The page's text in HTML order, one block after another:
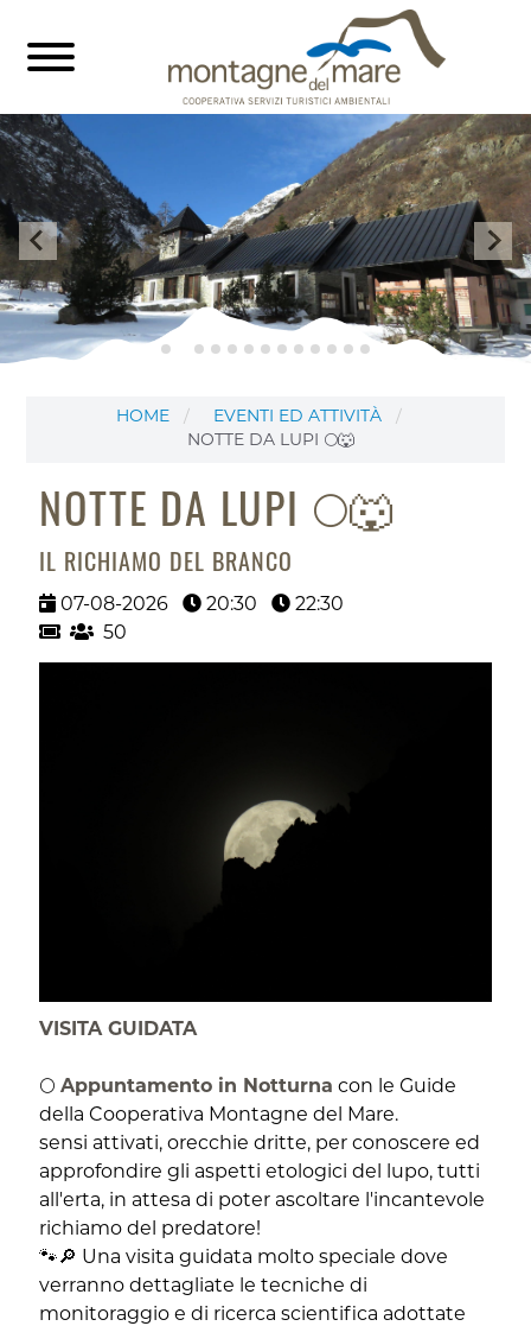
HOME
EVENTI ED ATTIVITÀ
NOTTE DA LUPI 🌕🐺
NOTTE DA LUPI 🌕🐺
IL RICHIAMO DEL BRANCO
07-08-2026 20:30
22:30
50
VISITA GUIDATA
🌕Appuntamento in Notturna con le Guide
della Cooperativa Montagne del Mare.
sensi attivati, orecchie dritte, per conoscere ed
approfondire gli aspetti etologici del lupo, tutti
all'erta, in attesa di poter ascoltare l'incantevole
richiamo del predatore!
🐾🔎 Una visita guidata molto speciale dove
verranno dettagliate le tecniche di
monitoraggio e di ricerca scientifica adottate